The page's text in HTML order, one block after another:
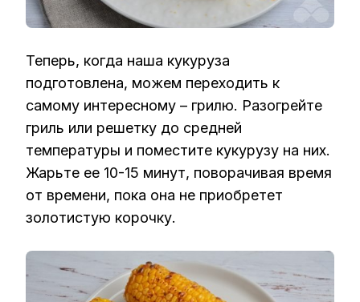
Теперь, когда наша кукуруза
подготовлена, можем переходить к
самому интересному – грилю. Разогрейте
гриль или решетку до средней
температуры и поместите кукурузу на них.
Жарьте ее 10-15 минут, поворачивая время
от времени, пока она не приобретет
золотистую корочку.